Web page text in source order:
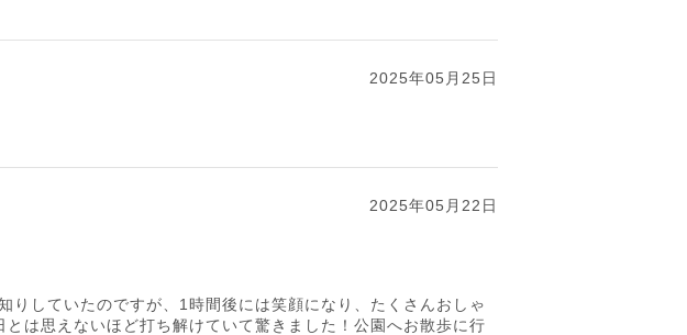
2025年05月25日
2025年05月22日
していたのですが、1時間後には笑顔になり、たくさんおしゃ
は思えないほど打ち解けていて驚きました！公園へお散歩に行